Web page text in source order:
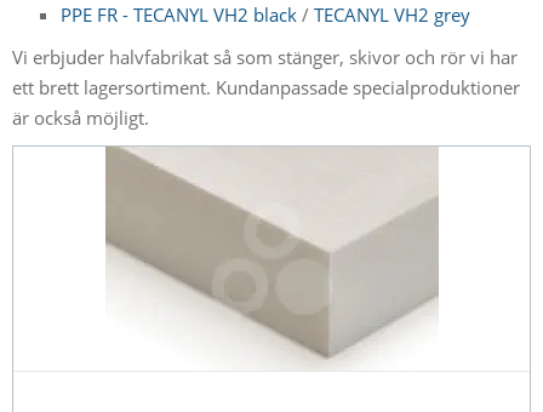
PPE FR - TECANYL VH2 black / TECANYL VH2 grey
Vi erbjuder halvfabrikat så som stänger, skivor och rör vi har
ett brett lagersortiment. Kundanpassade specialproduktioner
är också möjligt.